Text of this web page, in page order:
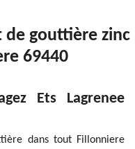
de gouttière zinc
69440
Ets Lagrenee
dans tout Fillonniere